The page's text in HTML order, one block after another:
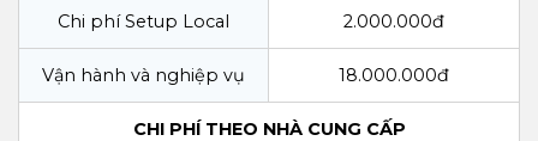
Chi phí Setup Local 2.000.000đ
Vận hành và nghiệp vụ 18.000.000đ
CHI PHÍ THEO NHÀ CUNG CẤP